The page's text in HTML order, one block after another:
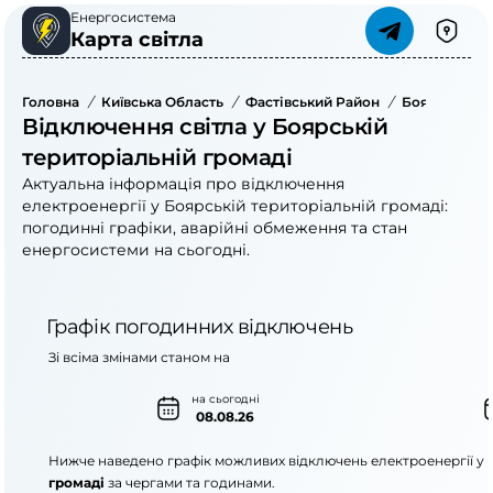
Енергосистема
Карта світла
Головна / Київська Область / Фастівський Район / Боярська
Відключення світла у Боярській
територіальній громаді
Актуальна інформація про відключення
електроенергії у Боярській територіальній громаді:
погодинні графіки, аварійні обмеження та стан
енергосистеми на сьогодні.
Графік погодинних відключень
на сьогодні
08.08.26
Зі всіма змінами станом на
Нижче наведено графік можливих відключень електроенергії у
громаді за чергами та годинами.